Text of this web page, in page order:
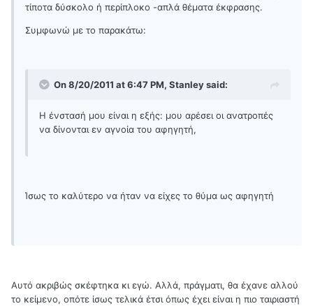
τίποτα δύσκολο ή περίπλοκο -απλά θέματα έκφρασης.
Συμφωνώ με το παρακάτω:
On 8/20/2011 at 6:47 PM, Stanley said:
Η ένστασή μου είναι η εξής: μου αρέσει οι ανατροπές
να δίνονται εν αγνοία του αφηγητή,
Ίσως το καλύτερο να ήταν να είχες το θύμα ως αφηγητή
Αυτό ακριβώς σκέφτηκα κι εγώ. Αλλά, πράγματι, θα έχανε αλλού
το κείμενο, οπότε ίσως τελικά έτσι όπως έχει είναι η πιο ταιριαστή